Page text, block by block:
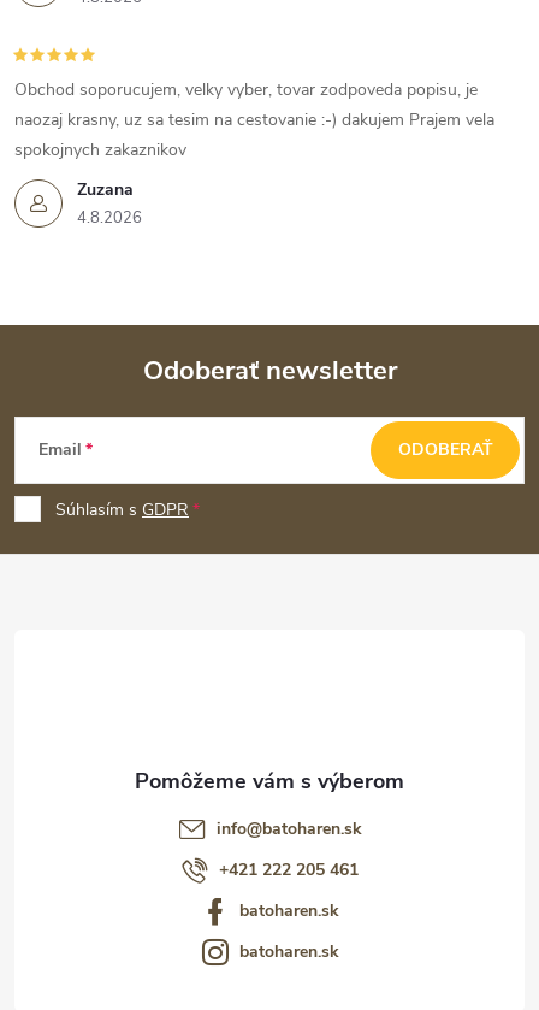
Zuzana
4.8.2026
Obchod soporucujem, velky vyber, tovar zodpoveda popisu, je
naozaj krasny, uz sa tesim na cestovanie :-) dakujem Prajem vela
spokojnych zakaznikov
Z
p
ä
Odoberať newsletter
Email
Súhlasím s GDPR
ODOBERAŤ
info@batoharen.sk
+421 222 205 461
batoharen.sk
batoharen.sk